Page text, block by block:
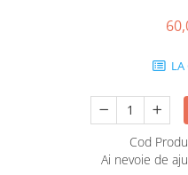
Cod
Ai nevoie de